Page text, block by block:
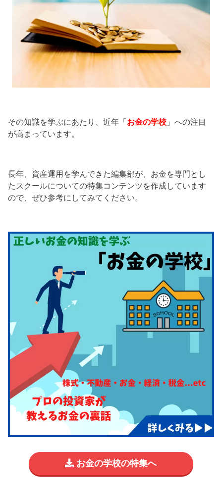
その知識を学ぶにあたり、近年「 お金の学校 」への注目
が高まっています。
長年、資産運用を学んできた編集部が、お金を専門とし
たスクールについての特集コンテンツを作成しています
ので、ぜひ参考にしてみてください。
お金の学校の特集へ